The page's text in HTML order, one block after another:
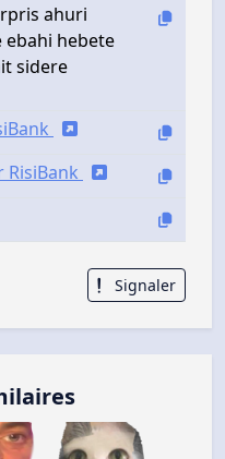
ahuri
hebete
sidere
Signaler